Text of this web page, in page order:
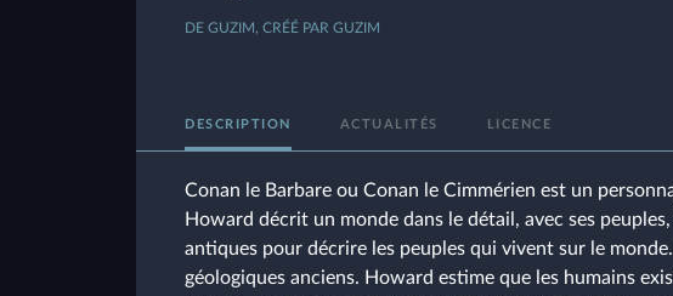
DE GUZIM, CRÉÉ PAR GUZIM
DESCRIPTION ACTUALITÉS LICENCE
Conan le Barbare ou Conan le Cimmérien est un
Howard décrit un monde dans le détail, avec ses
antiques pour décrire les peuples qui vivent sur le
géologiques anciens. Howard estime que les humains